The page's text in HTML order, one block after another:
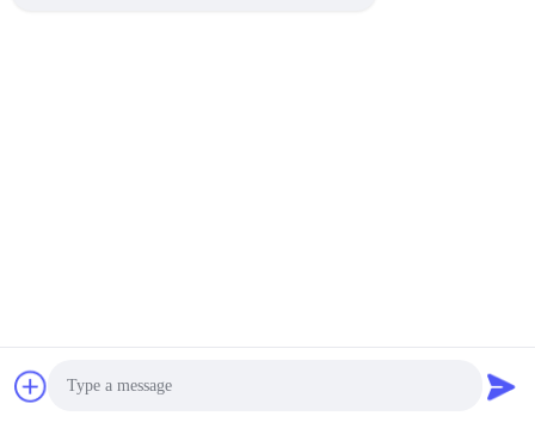
2026 Guangdong Hua Qun Traffic Facilities Co., Ltd. By Shares